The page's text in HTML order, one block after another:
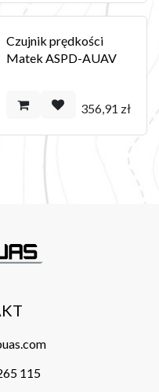
Czujnik prędkości
Matek ASPD-AUAV
356,91 zł
115